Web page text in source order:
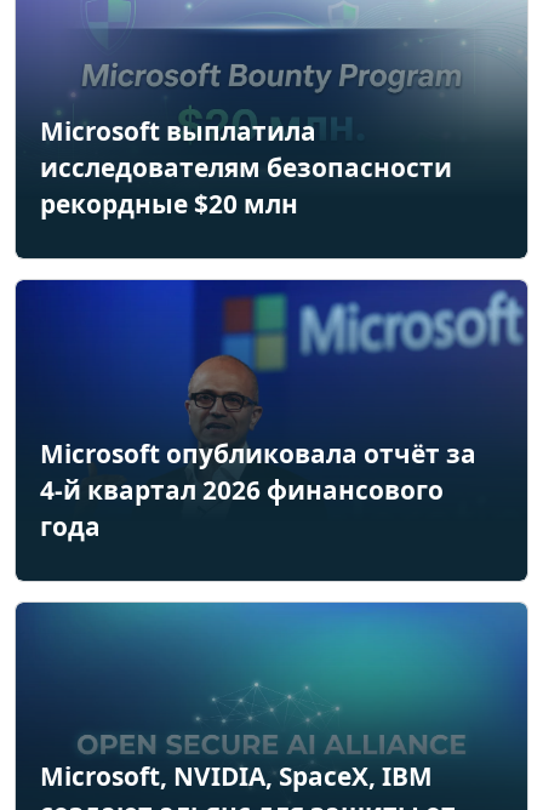
Microsoft выплатила
исследователям безопасности
рекордные $20 млн
Microsoft опубликовала отчёт за
4-й квартал 2026 финансового
года
Microsoft, NVIDIA, SpaceX, IBM